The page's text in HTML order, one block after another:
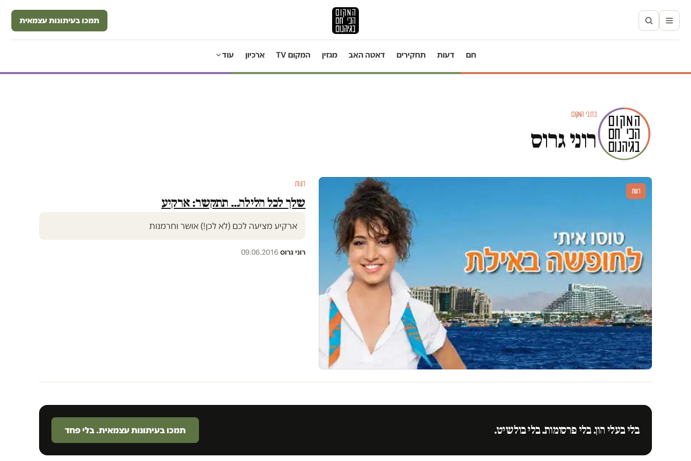
תמכו בעיתונות עצמאית
חם דעות תחקירים דאטה האב מגזין המקום TV ארכיון עוד
כתבי המקום
רוני גרוס
דעות
דעות
שלך לכל הלילה… תתקשר: ארקיע
ארקיע מציעה לכם (לא לכן!) אושר וחרמנות
רוני גרוס·
09.06.2016
בלי בעלי הון. בלי פרסומות. בלי בולשיט. תמכו בעיתונות עצמאית. בלי פחד